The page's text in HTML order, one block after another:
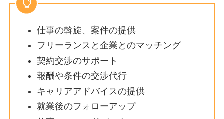
仕事の斡旋、案件の提供
フリーランスと企業とのマッチング
契約交渉のサポート
報酬や条件の交渉代行
キャリアアドバイスの提供
就業後のフォローアップ